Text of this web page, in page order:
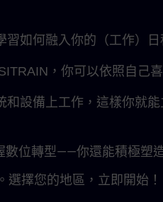
如何融入你的（工作）日
，你可以依照自己喜
設備上工作，這樣你就
數位轉型——你還能積極塑
擇您的地區，立即開始！